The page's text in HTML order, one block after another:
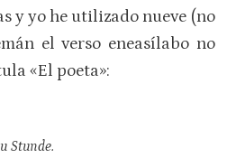
y yo he utilizado nueve (no
el verso eneasílabo no
«El poeta»:
Stunde.